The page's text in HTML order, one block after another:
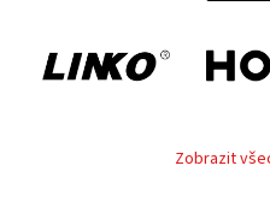
Zobrazit